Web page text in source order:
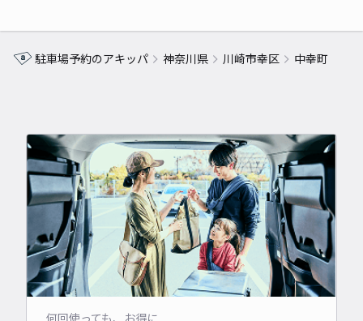
駐車場予約のアキッパ 神奈川県 川崎市幸区 中幸町
何回使っても、お得に